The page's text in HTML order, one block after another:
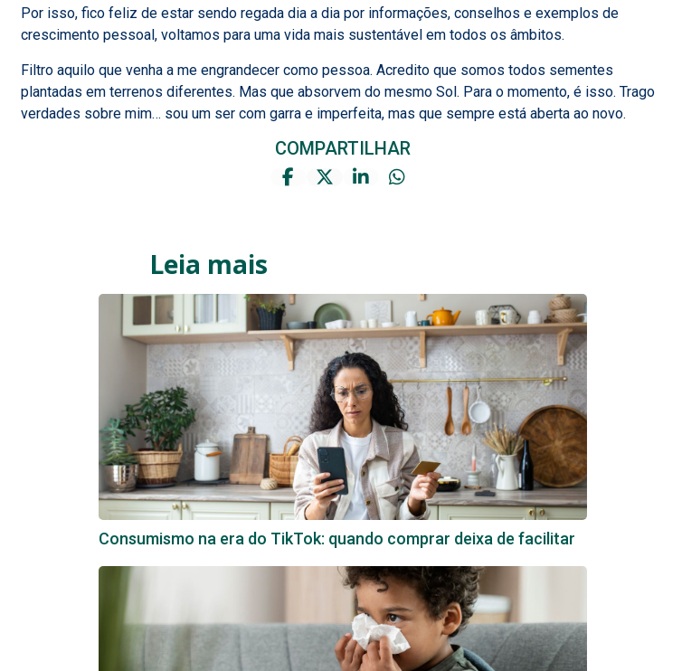
Por isso, fico feliz de estar sendo regada dia a dia por informações, conselhos e exemplos de
crescimento pessoal, voltamos para uma vida mais sustentável em todos os âmbitos.
Filtro aquilo que venha a me engrandecer como pessoa. Acredito que somos todos sementes
plantadas em terrenos diferentes. Mas que absorvem do mesmo Sol. Para o momento, é isso. Trago
verdades sobre mim… sou um ser com garra e imperfeita, mas que sempre está aberta ao novo.
COMPARTILHAR
Leia mais
Consumismo na era do TikTok: quando comprar deixa de facilitar